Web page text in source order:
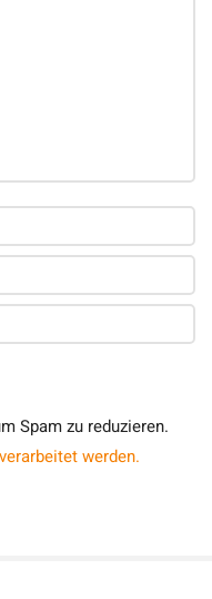
Spam zu reduzieren.
werden.